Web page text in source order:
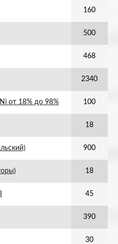
160
500
468
2340
от 18% до 98% 100
18
900
18
45
390
30